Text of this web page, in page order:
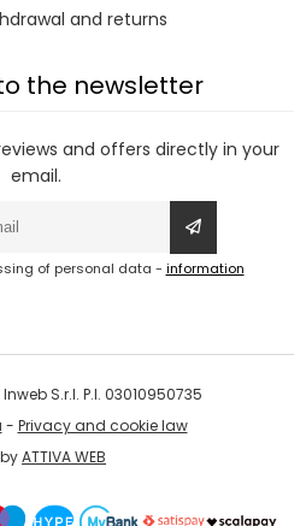
and returns
the newsletter
and offers directly in your
email.
of personal data - information
S.r.l. P.I. 03010950735
- Privacy and cookie law
ATTIVA WEB